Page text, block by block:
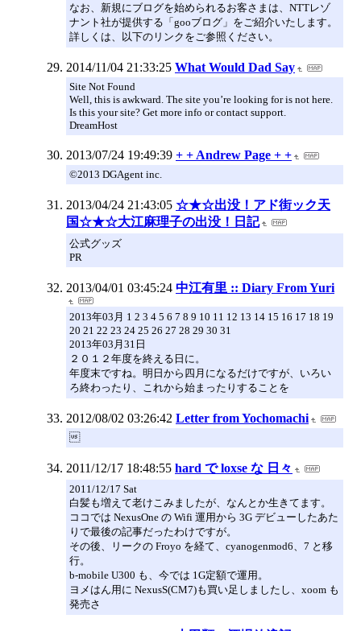
なお、新規にブログを始められるお客さまは、NTTレゾ
ナント社が提供する「gooブログ」をご紹介いたします。
詳しくは、以下のリンクをご参照ください。
2014/11/04 21:33:25 What Would Dad Say
Site Not Found
Well, this is awkward. The site you’re looking for is not here.
Is this your site? Get more info or contact support.
DreamHost
2013/07/24 19:49:39 + + Andrew Page + +
©2013 DGAgent inc.
2013/04/24 21:43:05 ☆★☆出没！アド街ック天
国☆★☆大江麻理子の出没！日記
公式グッズ
PR
2013/04/01 03:45:24 中江有里 :: Diary From Yuri
2013年03月 1 2 3 4 5 6 7 8 9 10 11 12 13 14 15 16 17 18 19
20 21 22 23 24 25 26 27 28 29 30 31
2013年03月31日
２０１２年度を終える日に。
年度末ですね。明日から四月になるだけですが、いろい
ろ終わったり、これから始まったりすることを
2012/08/02 03:26:42 Letter from Yochomachi
2011/12/17 18:48:55 hard で loxse な 日々
2011/12/17 Sat
白髪も増えて老けこみましたが、なんとか生きてます。
ココでは NexusOne の Wifi 運用から 3G デビューしたあた
りで最後の記事だったわけですが。
その後、リークの Froyo を経て、cyanogenmod6、7 と移
行。
b-mobile U300 も、今では 1G定額で運用。
ヨメはん用に NexusS(CM7)も買い足しましたし、xoom も
発売さ